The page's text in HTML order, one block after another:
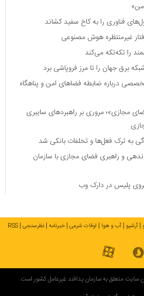
فناوری را به کاخ سفید کشاند
غیرمنتظره هوش مصنوعی
را تکه‌تکه می‌کند
برق جهان را تا مرز فروپاشی برد
درباره ضابطه فضا‌های امن و پناهگاه
مجازی»؛ مروری بر راهبرد‌های سایبری
به ترک فعل‌ها و تخلفات بانکی شد
و راهبری فضای مجازی با سازمان
آرشیو آب و هوا اوقات شرعی خبرنامه نظرسنجی RSS
متعلق به سازمان پدافند غیرعامل کشور است.